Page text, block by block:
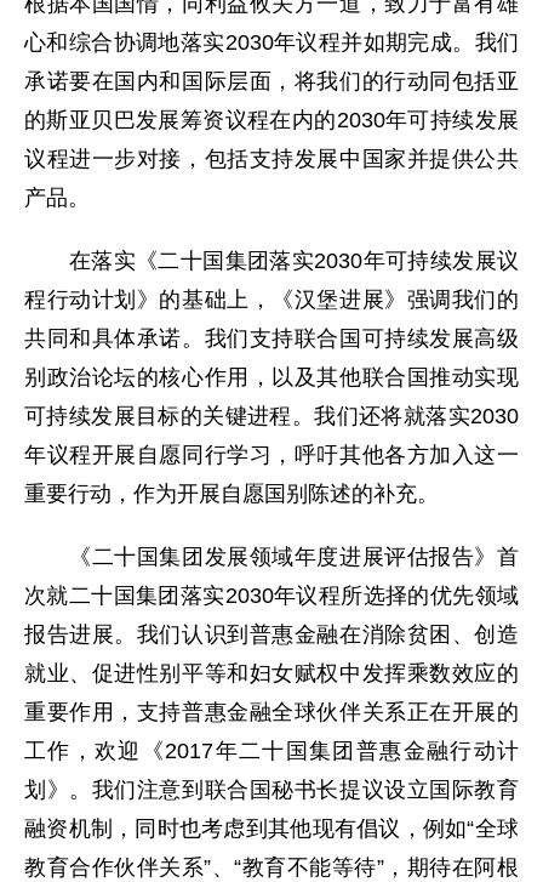
心和综合协调地落实2030年议程并如期完成。我们
承诺要在国内和国际层面，将我们的行动同包括亚
的斯亚贝巴发展筹资议程在内的2030年可持续发展
议程进一步对接，包括支持发展中国家并提供公共
产品。
在落实《二十国集团落实2030年可持续发展议
程行动计划》的基础上，《汉堡进展》强调我们的
共同和具体承诺。我们支持联合国可持续发展高级
别政治论坛的核心作用，以及其他联合国推动实现
可持续发展目标的关键进程。我们还将就落实2030
年议程开展自愿同行学习，呼吁其他各方加入这一
重要行动，作为开展自愿国别陈述的补充。
《二十国集团发展领域年度进展评估报告》首
次就二十国集团落实2030年议程所选择的优先领域
报告进展。我们认识到普惠金融在消除贫困、创造
就业、促进性别平等和妇女赋权中发挥乘数效应的
重要作用，支持普惠金融全球伙伴关系正在开展的
工作，欢迎《2017年二十国集团普惠金融行动计
划》。我们注意到联合国秘书长提议设立国际教育
融资机制，同时也考虑到其他现有倡议，例如“全球
教育合作伙伴关系”、“教育不能等待”，期待在阿根